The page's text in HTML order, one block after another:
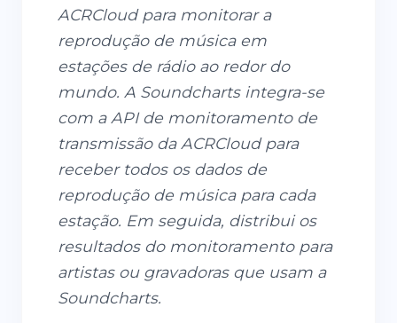
ACRCloud para monitorar a
reprodução de música em
estações de rádio ao redor do
mundo. A Soundcharts integra-se
com a API de monitoramento de
transmissão da ACRCloud para
receber todos os dados de
reprodução de música para cada
estação. Em seguida, distribui os
resultados do monitoramento para
artistas ou gravadoras que usam a
Soundcharts.